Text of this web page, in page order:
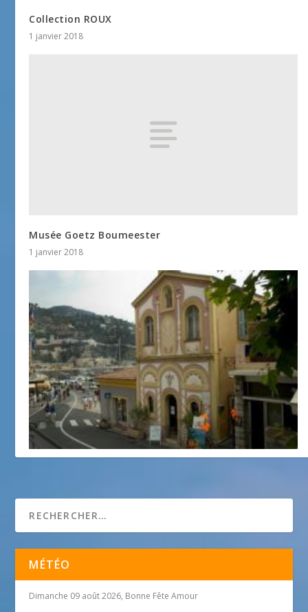
Collection ROUX
1 janvier 2018
Musée Goetz Boumeester
1 janvier 2018
MÉTÉO
Dimanche 09 août 2026, Bonne Fête Amour